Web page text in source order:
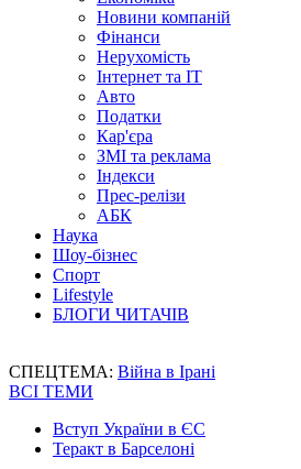
Новини компаній
Фінанси
Нерухомість
Інтернет та IT
Авто
Податки
Кар'єра
ЗМІ та реклама
Індекси
Прес-релізи
АБК
Наука
Шоу-бізнес
Спорт
Lifestyle
БЛОГИ ЧИТАЧІВ
СПЕЦТЕМА: Війна в Ірані
ВСІ ТЕМИ
Вступ України в ЄС
Теракт в Барселоні